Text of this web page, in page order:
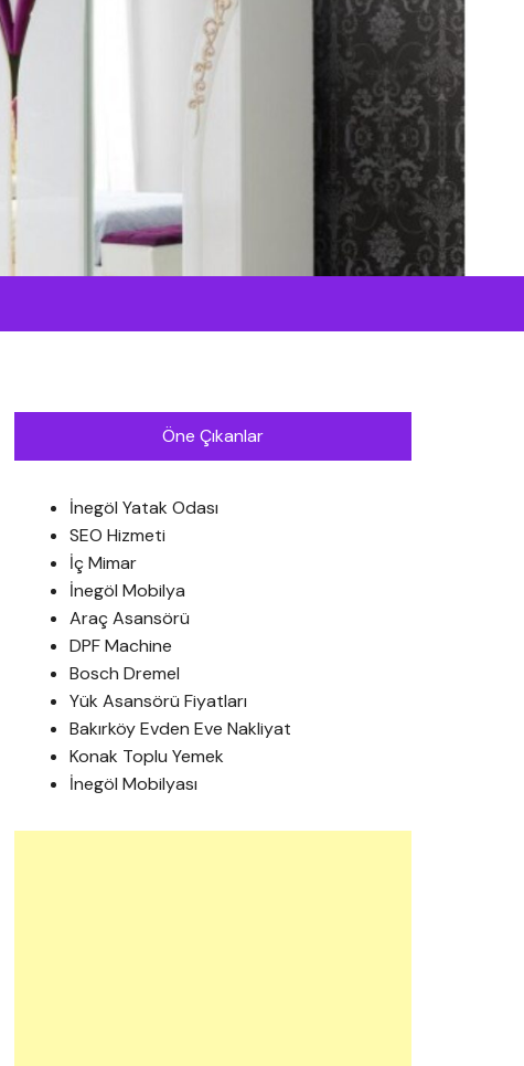
Öne Çıkanlar
İnegöl Yatak Odası
SEO Hizmeti
İç Mimar
İnegöl Mobilya
Araç Asansörü
DPF Machine
Bosch Dremel
Yük Asansörü Fiyatları
Bakırköy Evden Eve Nakliyat
Konak Toplu Yemek
İnegöl Mobilyası